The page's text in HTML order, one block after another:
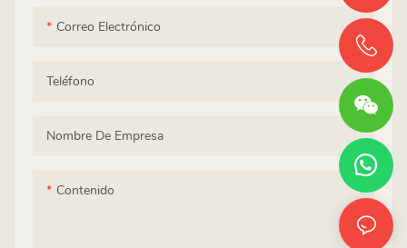
Correo Electrónico
Teléfono
Nombre De Empresa
Contenido